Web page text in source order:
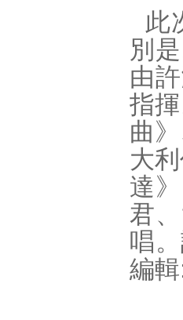
此
別
由
指
曲
大
達
君
唱
編